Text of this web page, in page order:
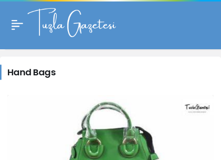
Hand
Bags
Haberleri
Hand Bags